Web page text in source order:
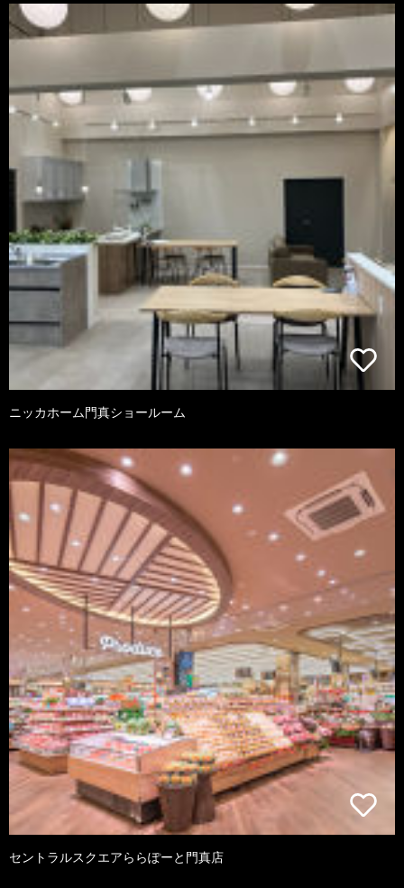
ニッカホーム門真ショールーム
セントラルスクエアららぽーと門真店